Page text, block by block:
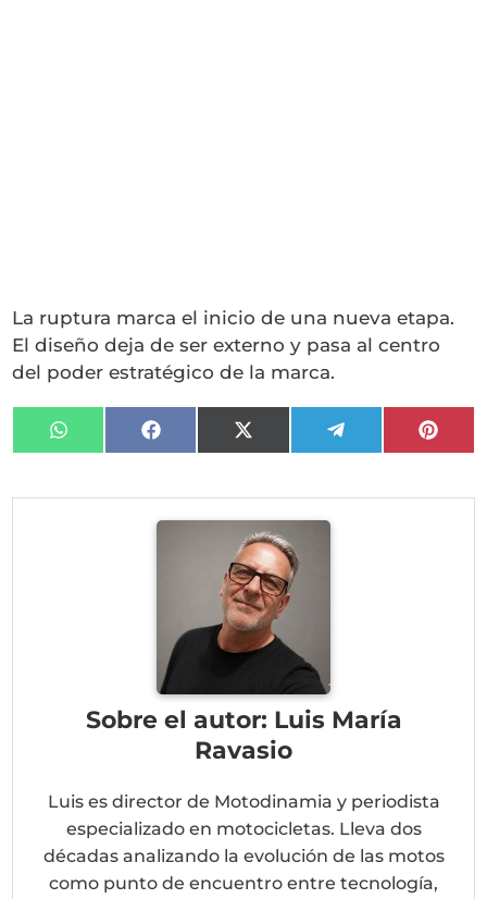
La ruptura marca el inicio de una nueva etapa.
El diseño deja de ser externo y pasa al centro
del poder estratégico de la marca.
Compartir
en
Compartir
en
Compartir
en
(Twitter)
Compartir
en
en
Sobre el autor: Luis María
Ravasio
Luis es director de Motodinamia y periodista
especializado en motocicletas. Lleva dos
décadas analizando la evolución de las motos
como punto de encuentro entre tecnología,